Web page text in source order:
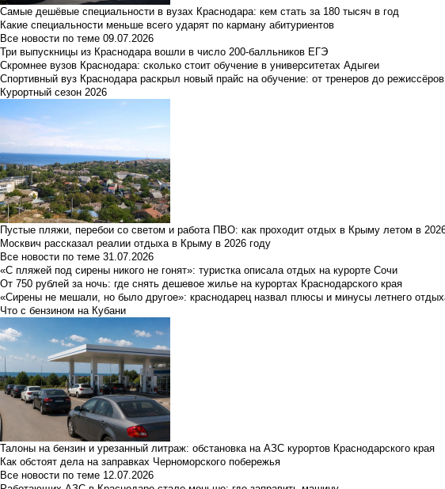
Самые дешёвые специальности в вузах Краснодара: кем стать за 180 тысяч в год
Какие специальности меньше всего ударят по карману абитуриентов
Все новости по теме 09.07.2026
Три выпускницы из Краснодара вошли в число 200-балльников ЕГЭ
Скромнее вузов Краснодара: сколько стоит обучение в университетах Адыгеи
Спортивный вуз Краснодара раскрыл новый прайс на обучение: от тренеров до режиссёров
Курортный сезон 2026
Пустые пляжи, перебои со светом и работа ПВО: как проходит отдых в Крыму летом в
Москвич рассказал реалии отдыха в Крыму в 2026 году
Все новости по теме 31.07.2026
«С пляжей под сирены никого не гонят»: туристка описала отдых на курорте Сочи
От 750 рублей за ночь: где снять дешевое жилье на курортах Краснодарского края
«Сирены не мешали, но было другое»: краснодарец назвал плюсы и минусы летнего
Что с бензином на Кубани
Талоны на бензин и урезанный литраж: обстановка на АЗС курортов Краснодарского края
Как обстоят дела на заправках Черноморского побережья
Все новости по теме 12.07.2026